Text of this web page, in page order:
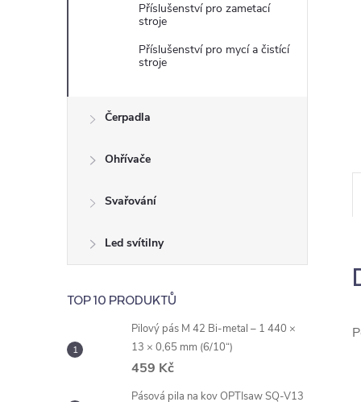
l
Příslušenství pro zametací
stroje
Příslušenství pro mycí a čistící
stroje
Čerpadla
Ohřívače
Svařování
Led svítilny
TOP 10 PRODUKTŮ
Pilový pás M 42 Bi-metal – 1 440 ×
13 × 0,65 mm (6/10“)
459 Kč
Pásová pila na kov OPTIsaw SQ-V13